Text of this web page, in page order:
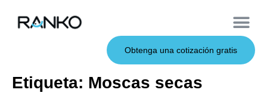
Obtenga una cotización gratis
Etiqueta: Moscas secas